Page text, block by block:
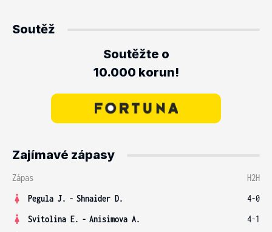
Soutěž
Soutěžte o
10.000 korun!
Zajímavé zápasy
Zápas
H2H
Pegula J. - Shnaider D.
4-0
Svitolina E. - Anisimova A.
4-1